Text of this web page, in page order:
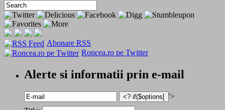
Abonare RSS
Roncea.ro pe Twitter
Alerte si informatii prin e-mail
'>